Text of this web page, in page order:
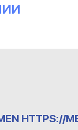
HTTPS://